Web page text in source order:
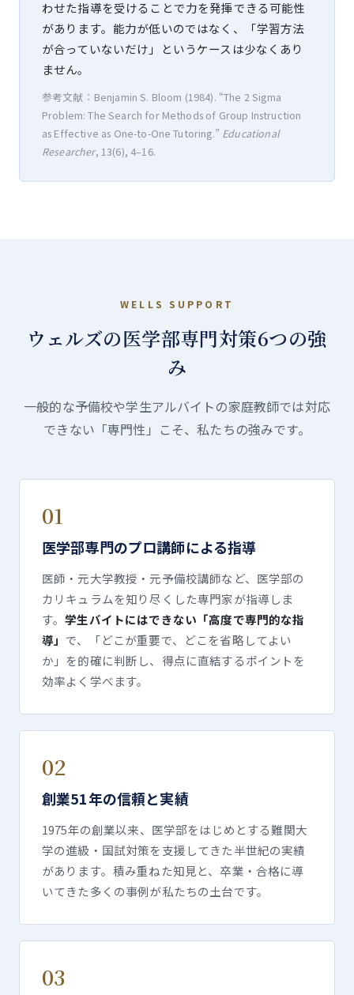
わせた指導を受けることで力を発揮できる可能性
があります。能力が低いのではなく、「学習方法
が合っていないだけ」というケースは少なくあり
ません。
参考文献：Benjamin S. Bloom (1984). “The 2 Sigma
Problem: The Search for Methods of Group Instruction
as Effective as One-to-One Tutoring.” Educational
Researcher, 13(6), 4–16.
WELLS SUPPORT
ウェルズの医学部専門対策6つの強
み
一般的な予備校や学生アルバイトの家庭教師では対応
できない「専門性」こそ、私たちの強みです。
01
医学部専門のプロ講師による指導
医師・元大学教授・元予備校講師など、医学部の
カリキュラムを知り尽くした専門家が指導しま
す。学生バイトにはできない「高度で専門的な指
導」 で、「どこが重要で、どこを省略してよい
か」を的確に判断し、得点に直結するポイントを
効率よく学べます。
02
創業51年の信頼と実績
1975年の創業以来、医学部をはじめとする難関大
学の進級・国試対策を支援してきた半世紀の実績
があります。積み重ねた知見と、卒業・合格に導
いてきた多くの事例が私たちの土台です。
03